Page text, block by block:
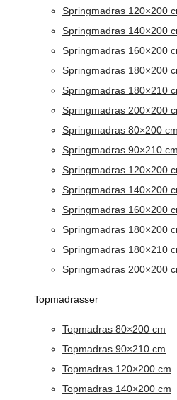
Springmadras 120×200
Springmadras 140×200
Springmadras 160×200
Springmadras 180×200
Springmadras 180×210
Springmadras 200×200
Springmadras 80×200 cm
Springmadras 90×210 cm
Springmadras 120×200
Springmadras 140×200
Springmadras 160×200
Springmadras 180×200
Springmadras 180×210
Springmadras 200×200
Topmadrasser
Topmadras 80×200 cm
Topmadras 90×210 cm
Topmadras 120×200 cm
Topmadras 140×200 cm